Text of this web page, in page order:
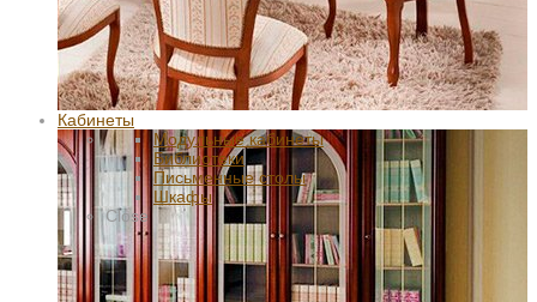
Кабинеты
Модульные кабинеты
Библиотеки
Письменные столы
Шкафы
Close